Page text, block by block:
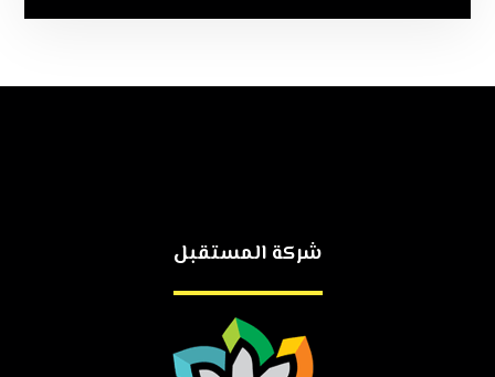
شركة المستقبل